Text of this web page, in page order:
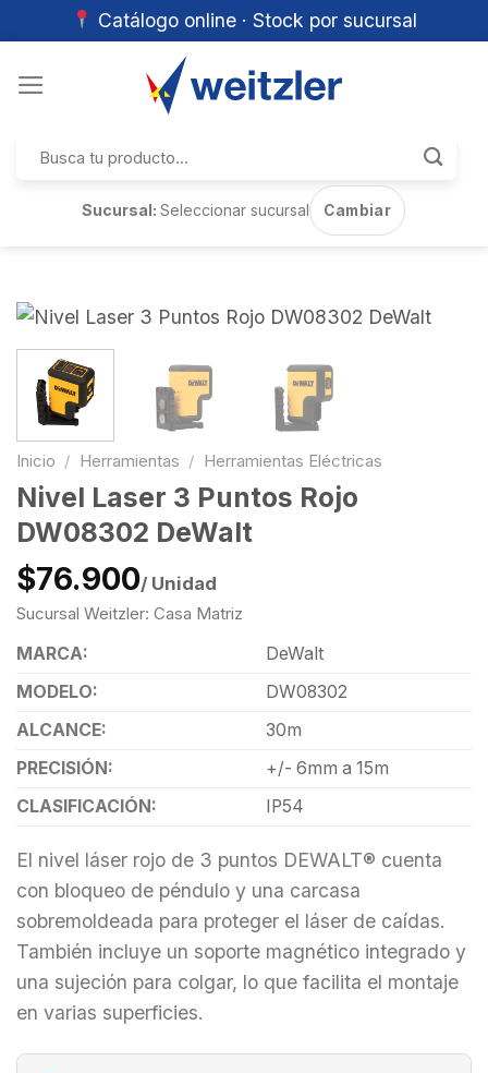
Catálogo online · Stock por sucursal
por:
Sucursal:Seleccionar sucursal Cambiar
Inicio / Herramientas / Herramientas Eléctricas
Nivel Laser 3 Puntos Rojo
DW08302 DeWalt
$76.900/ Unidad
Sucursal Weitzler: Casa Matriz
MARCA:
DeWalt
MODELO:
DW08302
ALCANCE:
30m
PRECISIÓN:
+/- 6mm a 15m
CLASIFICACIÓN:
IP54
El nivel láser rojo de 3 puntos DEWALT® cuenta
con bloqueo de péndulo y una carcasa
sobremoldeada para proteger el láser de caídas.
También incluye un soporte magnético integrado y
una sujeción para colgar, lo que facilita el montaje
en varias superficies.